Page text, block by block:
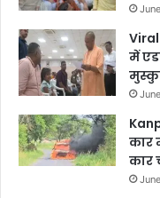
में
कार
कार